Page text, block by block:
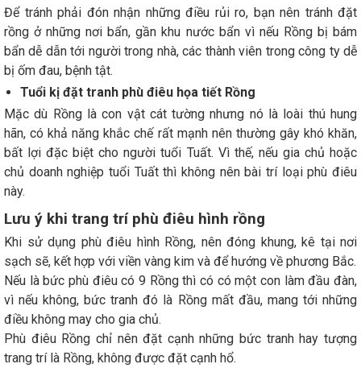
Để tránh phải đón nhận những điều rủi ro, bạn nên tránh đặt
rồng ở những nơi bẩn, gần khu nước bẩn vì nếu Rồng bị bám
bẩn dễ dẫn tới người trong nhà, các thành viên trong công ty dễ
bị ốm đau, bệnh tật.
Tuổi kị đặt tranh phù điêu họa tiết Rồng
Mặc dù Rồng là con vật cát tường nhưng nó là loài thú hung
hãn, có khả năng khắc chế rất mạnh nên thường gây khó khăn,
bất lợi đặc biệt cho người tuổi Tuất. Vì thế, nếu gia chủ hoặc
chủ doanh nghiệp tuổi Tuất thì không nên bài trí loại phù điêu
này.
Lưu ý khi trang trí phù điêu hình rồng
Khi sử dụng phù điêu hình Rồng, nên đóng khung, kê tại nơi
sạch sẽ, kết hợp với viền vàng kim và để hướng về phương Bắc.
Nếu là bức phù điêu có 9 Rồng thì có có một con làm đầu đàn,
vì nếu không, bức tranh đó là Rồng mất đầu, mang tới những
điều không may cho gia chủ.
Phù điêu Rồng chỉ nên đặt cạnh những bức tranh hay tượng
trang trí là Rồng, không được đặt cạnh hổ.